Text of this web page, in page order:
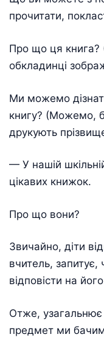
прочитати,
Про що ця книга?
обкладинці
Ми можемо
книгу? (Можемо,
друкують
— У нашій
цікавих книжок.
Про що вони?
Звичайно, діти
вчитель,
відповісти на
Отже, узагальнює
предмет ми